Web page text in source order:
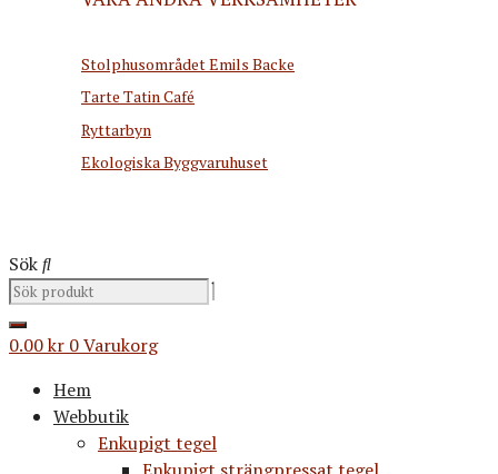
Stolphusområdet Emils Backe
Tarte Tatin Café
Ryttarbyn
Ekologiska Byggvaruhuset
Sök
0.00kr 0Varukorg
Hem
Webbutik
Enkupigt tegel